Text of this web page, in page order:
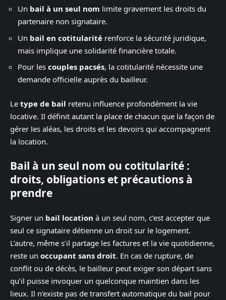
Un bail à un seul nom limite gravement les droits du
partenaire non signataire.
Un bail en cotitularité renforce la sécurité juridique,
mais implique une solidarité financière totale.
Pour les couples pacsés, la cotitularité nécessite une
demande officielle auprès du bailleur.
Le type de bail retenu influence profondément la vie
locative. Il définit autant la place de chacun que la façon de
gérer les aléas, les droits et les devoirs qui accompagnent
la location.
Bail à un seul nom ou cotitularité :
droits, obligations et précautions à
prendre
Signer un bail location à un seul nom, c’est accepter que
seul ce signataire détienne un droit sur le logement.
L’autre, même s’il partage les factures et la vie quotidienne,
reste un occupant sans droit. En cas de rupture, de
conflit ou de décès, le bailleur peut exiger son départ sans
qu’il puisse invoquer un quelconque maintien dans les
lieux. Il n’existe pas de transfert automatique du bail pour